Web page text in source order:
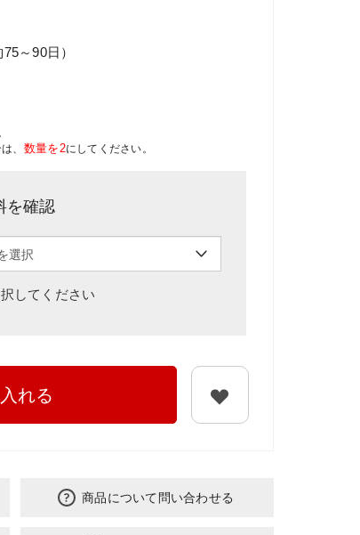
～90日）
、 数量を2にしてください。
を確認
してください
れる
商品について問い合わせる